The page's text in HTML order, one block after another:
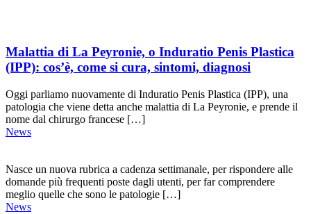
Malattia di La Peyronie, o Induratio Penis Plastica
(IPP): cos’è, come si cura, sintomi, diagnosi
Oggi parliamo nuovamente di Induratio Penis Plastica (IPP), una
patologia che viene detta anche malattia di La Peyronie, e prende il
nome dal chirurgo francese […]
News
Nasce un nuova rubrica a cadenza settimanale, per rispondere alle
domande più frequenti poste dagli utenti, per far comprendere
meglio quelle che sono le patologie […]
News